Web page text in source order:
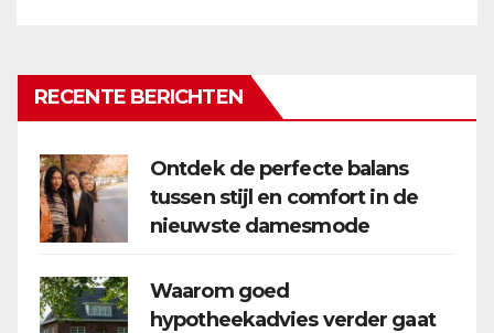
RECENTE BERICHTEN
Ontdek de perfecte balans
tussen stijl en comfort in de
nieuwste damesmode
Waarom goed
hypotheekadvies verder gaat